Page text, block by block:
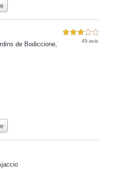
de Bodiccione,
3,0 étoiles sur 5
49 avis